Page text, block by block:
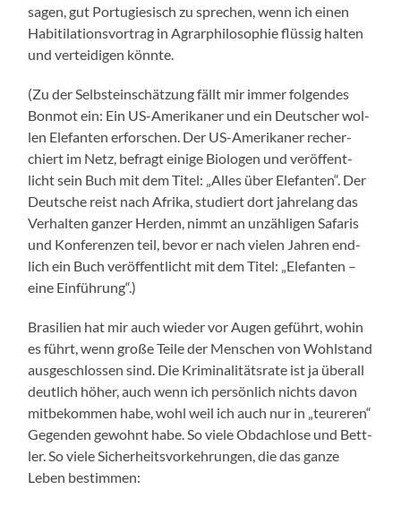
sagen, gut Por­tu­gie­sisch zu spre­chen, wenn ich einen
Habi­ti­la­ti­ons­vor­trag in Agrar­phi­lo­so­phie flüs­sig hal­ten
und ver­tei­di­gen könnte.
(Zu der Selbst­ein­schät­zung fällt mir immer fol­gen­des
Bon­mot ein: Ein US-Amerikaner und ein Deut­scher wol­
len Ele­fan­ten erfor­schen. Der US-Amerikaner recher­
chiert im Netz, befragt eini­ge Bio­lo­gen und ver­öf­fent­
licht sein Buch mit dem Titel: „Alles über Ele­fan­ten“. Der
Deut­sche reist nach Afri­ka, stu­diert dort jah­re­lang das
Ver­hal­ten gan­zer Her­den, nimmt an unzäh­li­gen Safa­ris
und Kon­fe­ren­zen teil, bevor er nach vie­len Jah­ren end­
lich ein Buch ver­öf­fent­licht mit dem Titel: „Ele­fan­ten –
eine Einführung“.)
Bra­si­li­en hat mir auch wie­der vor Augen geführt, wohin
es führt, wenn gro­ße Tei­le der Men­schen von Wohl­stand
aus­ge­schlos­sen sind. Die Kri­mi­na­li­täts­ra­te ist ja über­all
deut­lich höher, auch wenn ich per­sön­lich nichts davon
mit­be­kom­men habe, wohl weil ich auch nur in „teu­re­ren“
Gegen­den gewohnt habe. So vie­le Obdach­lo­se und Bett­
ler. So vie­le Sicher­heits­vor­keh­run­gen, die das gan­ze
Leben bestimmen: